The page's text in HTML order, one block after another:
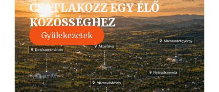
CSATLAKOZZ EGY ÉLŐ
KÖZÖSSÉGHEZ
Gyülekezetek